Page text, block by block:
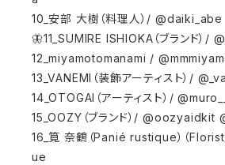
10_安部 大樹（料理人）/ @daiki_abe
🦋11_SUMIRE ISHIOKA（ブランド）/
12_miyamotomanami /
13_VANEMI（装飾アーティスト）/
14_OTOGAI（アーティスト）/
15_OOZY（ブランド）/ @oozyaidkit
16_筧 奈鶴（Panié rustique）（
ue